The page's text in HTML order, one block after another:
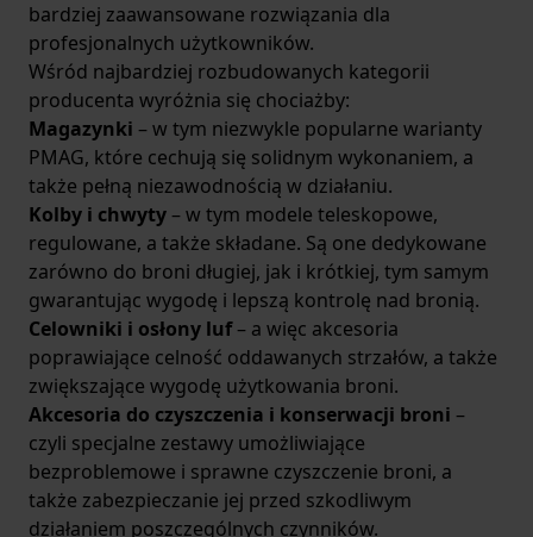
bardziej zaawansowane rozwiązania dla
profesjonalnych użytkowników.
Wśród najbardziej rozbudowanych kategorii
producenta wyróżnia się chociażby:
Magazynki – w tym niezwykle popularne warianty
PMAG, które cechują się solidnym wykonaniem, a
także pełną niezawodnością w działaniu.
Kolby i chwyty – w tym modele teleskopowe,
regulowane, a także składane. Są one dedykowane
zarówno do broni długiej, jak i krótkiej, tym samym
gwarantując wygodę i lepszą kontrolę nad bronią.
Celowniki i osłony luf– a więc akcesoria
poprawiające celność oddawanych strzałów, a także
zwiększające wygodę użytkowania broni.
Akcesoria do czyszczenia i konserwacji broni –
czyli specjalne zestawy umożliwiające
bezproblemowe i sprawne czyszczenie broni, a
także zabezpieczanie jej przed szkodliwym
działaniem poszczególnych czynników.